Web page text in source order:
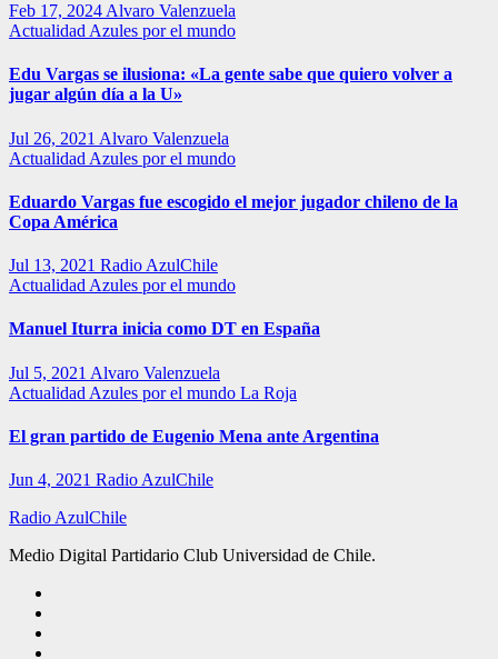
Feb 17, 2024 Alvaro Valenzuela
Actualidad Azules por el mundo
Edu Vargas se ilusiona: «La gente sabe que quiero volver a
jugar algún día a la U»
Jul 26, 2021 Alvaro Valenzuela
Actualidad Azules por el mundo
Eduardo Vargas fue escogido el mejor jugador chileno de la
Copa América
Jul 13, 2021 Radio AzulChile
Actualidad Azules por el mundo
Manuel Iturra inicia como DT en España
Jul 5, 2021 Alvaro Valenzuela
Actualidad Azules por el mundo La Roja
El gran partido de Eugenio Mena ante Argentina
Jun 4, 2021 Radio AzulChile
Radio AzulChile
Medio Digital Partidario Club Universidad de Chile.